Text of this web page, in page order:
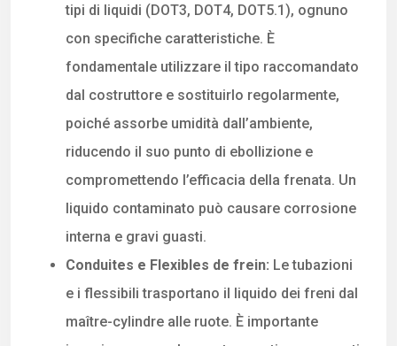
tipi di liquidi (DOT3, DOT4, DOT5.1), ognuno
con specifiche caratteristiche. È
fondamentale utilizzare il tipo raccomandato
dal costruttore e sostituirlo regolarmente,
poiché assorbe umidità dall’ambiente,
riducendo il suo punto di ebollizione e
compromettendo l’efficacia della frenata. Un
liquido contaminato può causare corrosione
interna e gravi guasti.
Conduites e Flexibles de frein: Le tubazioni
e i flessibili trasportano il liquido dei freni dal
maître-cylindre alle ruote. È importante